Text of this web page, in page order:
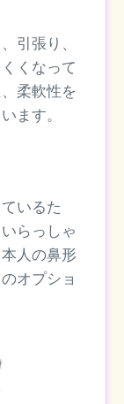
引張り、
くなって
柔軟性を
ます。
いるた
らっしゃ
人の鼻形
オプショ